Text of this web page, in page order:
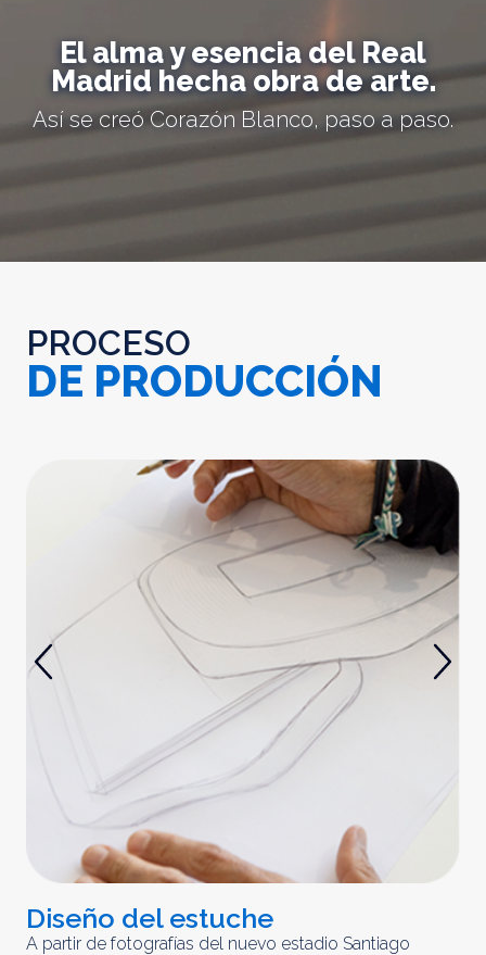
El alma y esencia del Real
Madrid hecha obra de arte.
Así se creó Corazón Blanco, paso a paso.
PROCESO
DE PRODUCCIÓN
Diseño del estuche
A partir de fotografías del nuevo estadio Santiago